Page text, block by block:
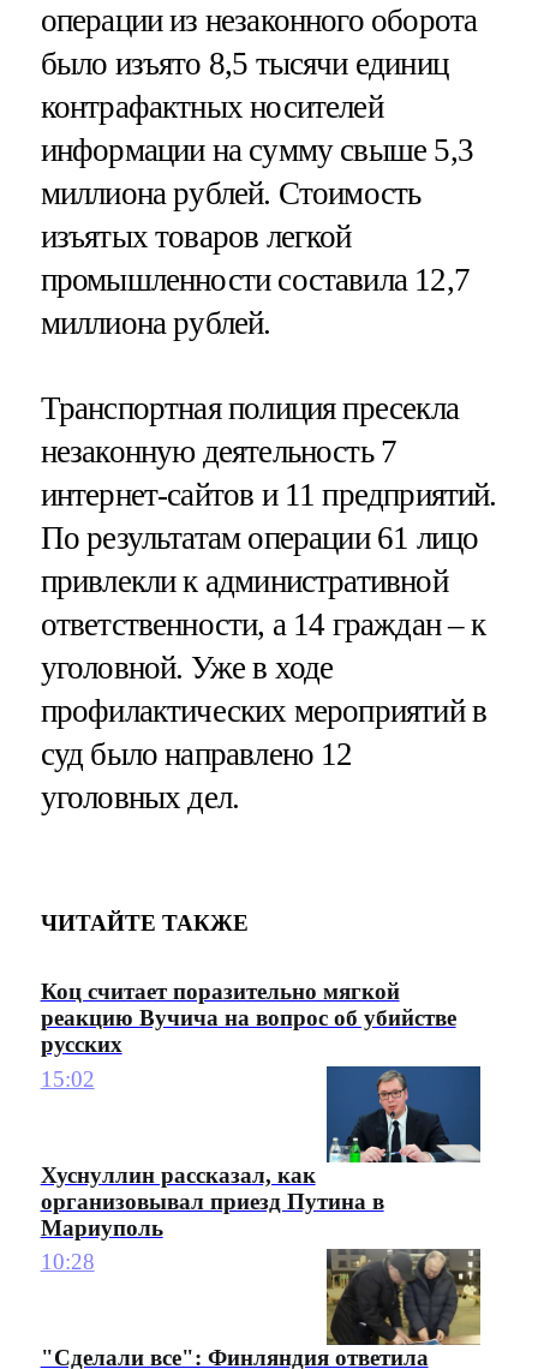
операции из незаконного оборота
было изъято 8,5 тысячи единиц
контрафактных носителей
информации на сумму свыше 5,3
миллиона рублей. Стоимость
изъятых товаров легкой
промышленности составила 12,7
миллиона рублей.
Транспортная полиция пресекла
незаконную деятельность 7
интернет-сайтов и 11 предприятий.
По результатам операции 61 лицо
привлекли к административной
ответственности, а 14 граждан – к
уголовной. Уже в ходе
профилактических мероприятий в
суд было направлено 12
уголовных дел.
ЧИТАЙТЕ ТАКЖЕ
Коц считает поразительно мягкой
реакцию Вучича на вопрос об убийстве
русских
15:02
Хуснуллин рассказал, как
организовывал приезд Путина в
Мариуполь
10:28
"Сделали все": Финляндия ответила